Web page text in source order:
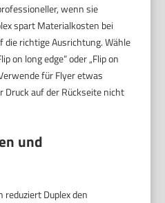
wenn sie
spart Materialkosten bei
die richtige Ausrichtung. Wähle
on long edge“ oder „Flip on
für Flyer etwas
Druck auf der Rückseite nicht
und
reduziert Duplex den